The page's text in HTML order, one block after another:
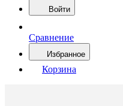
Войти
Сравнение
Избранное
Корзина